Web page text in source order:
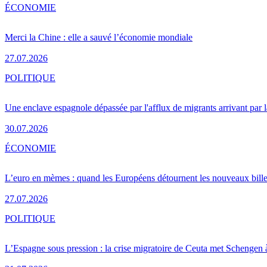
Merci la Chine : elle a sauvé l’économie mondiale
27.07.2026
ÉCONOMIE
Une enclave espagnole dépassée par l'afflux de migrants arrivant par
30.07.2026
POLITIQUE
L’euro en mèmes : quand les Européens détournent les nouveaux
27.07.2026
ÉCONOMIE
L’Espagne sous pression : la crise migratoire de Ceuta met Schengen
POLITIQUE